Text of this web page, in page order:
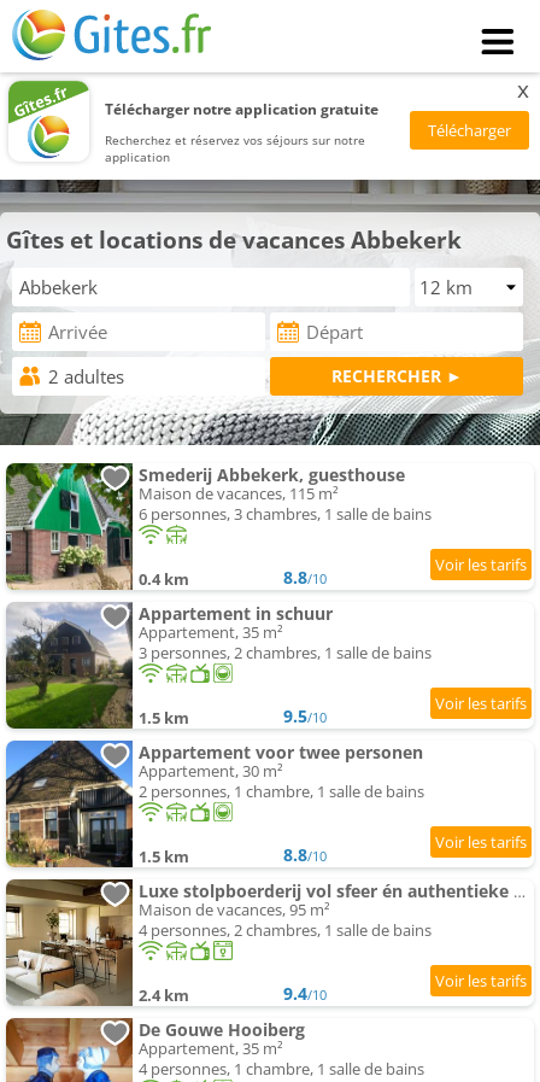
Télécharger notre application gratuite
Recherchez et réservez vos séjours sur notre
application
x
Gîtes et locations de vacances Abbekerk
Smederij Abbekerk, guesthouse
Maison de vacances, 115 m²
6 personnes, 3 chambres, 1 salle de bains
0.4 km 8.8/10
Appartement in schuur
Appartement, 35 m²
3 personnes, 2 chambres, 1 salle de bains
1.5 km 9.5/10
Appartement voor twee personen
Appartement, 30 m²
2 personnes, 1 chambre, 1 salle de bains
1.5 km 8.8/10
Luxe stolpboerderij vol sfeer én authentieke details voor 4
Maison de vacances, 95 m²
4 personnes, 2 chambres, 1 salle de bains
2.4 km 9.4/10
De Gouwe Hooiberg
Appartement, 35 m²
4 personnes, 1 chambre, 1 salle de bains